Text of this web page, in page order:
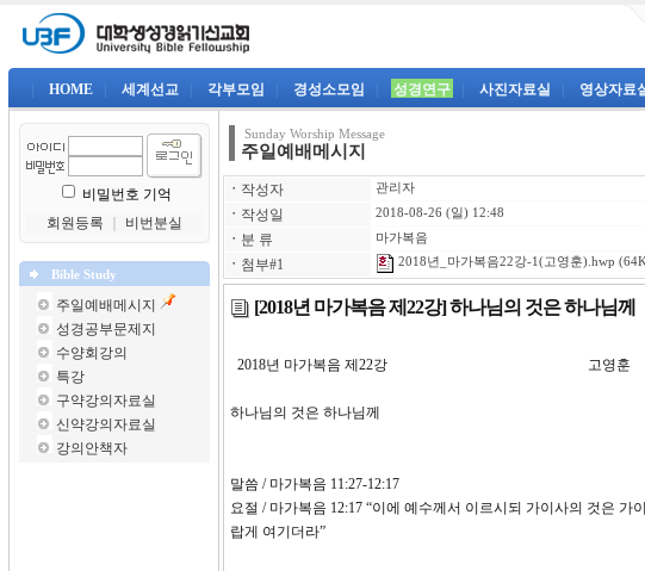
HOME 세계선교 각부모임 경성소모임 성경연구 사진자료실 영상자료
비밀번호 기억
회원등록
비번분실
Bible Study
주일예배메시지
성경공부문제지
수양회강의
특강
구약강의자료실
신약강의자료실
강의안책자
Sunday Worship Message
주일예배메시지
ㆍ 작성자 관리자
ㆍ 작성일 2018-08-26 (일) 12:48
ㆍ 분 류 마가복음
ㆍ 첨부#1 2018년_마가복음22강-1(고영훈).hwp
[2018년 마가복음 제22강] 하나님의 것은 하나님께
2018년 마가복음 제22강 고영훈
하나님의 것은 하나님께
말씀 / 마가복음 11:27-12:17
요절 / 마가복음 12:17 “이에 예수께서 이르시되 가이사의 것은
랍게 여기더라”